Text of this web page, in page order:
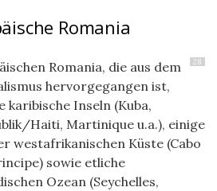
Romania
28
Romania, die aus dem
hervorgegangen ist,
Inseln (Kuba,
Haiti, Martinique u.a.), einige
westafrikanischen Küste (Cabo
sowie etliche
Ozean (Seychelles,